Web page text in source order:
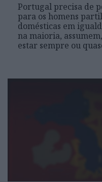
Portugal precisa de
para os homens
domésticas em
na maioria,
estar sempre ou